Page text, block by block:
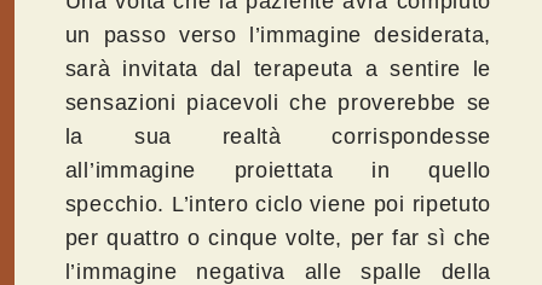
un passo verso l’immagine desiderata,
sarà invitata dal terapeuta a sentire le
sensazioni piacevoli che proverebbe se
la sua realtà corrispondesse
all’immagine proiettata in quello
specchio. L’intero ciclo viene poi ripetuto
per quattro o cinque volte, per far sì che
l’immagine negativa alle spalle della